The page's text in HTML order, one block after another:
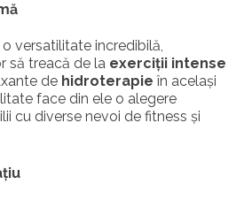
versatilitate incredibilă,
să treacă de la exerciții intense
de hidroterapie în același
face din ele o alegere
cu diverse nevoi de fitness și